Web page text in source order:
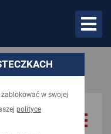
w swojej
polityce